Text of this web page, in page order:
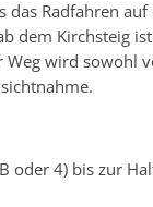
das Radfahren
dem Kirchsteig
Weg wird sowohl
oder 4) bis zur